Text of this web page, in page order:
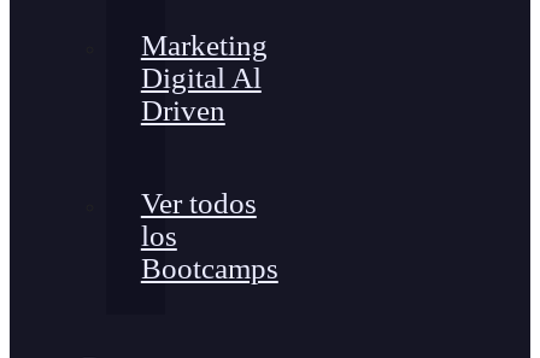
Marketing
Digital Al
Driven
Ver todos
los
Bootcamps